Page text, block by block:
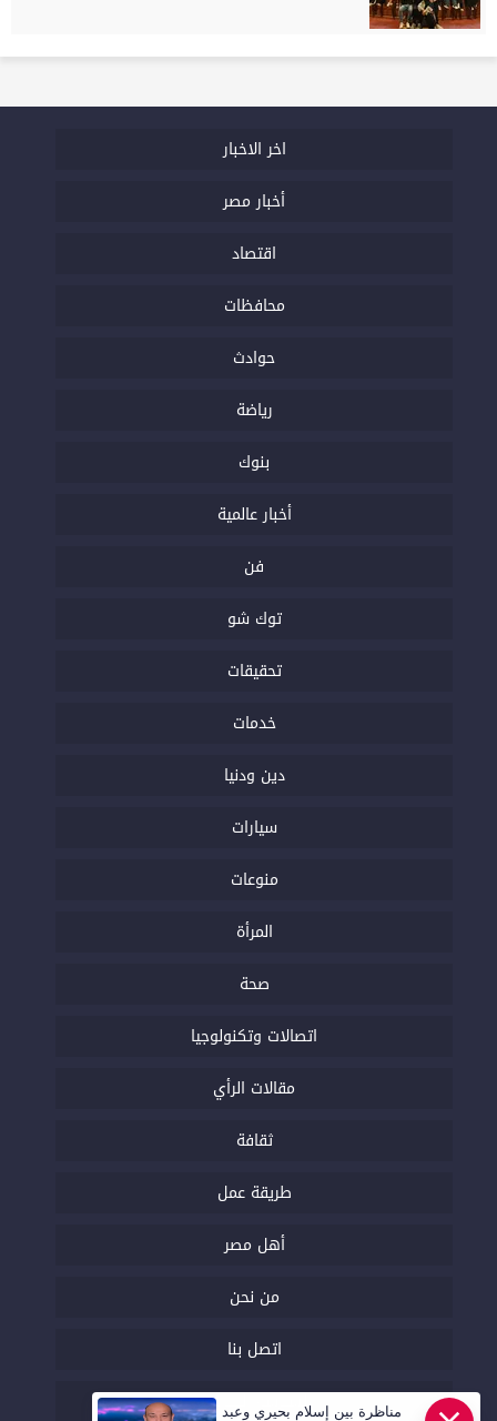
اخر الاخبار
أخبار مصر
اقتصاد
محافظات
حوادث
رياضة
بنوك
أخبار عالمية
فن
توك شو
تحقيقات
خدمات
دين ودنيا
سيارات
منوعات
المرأة
صحة
اتصالات وتكنولوجيا
مقالات الرأي
ثقافة
طريقة عمل
أهل مصر
من نحن
اتصل بنا
السياسة التحريرية
مناظرة بين إسلام بحيري وعبد